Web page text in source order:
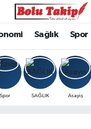
Sağlık Spor
Spor SAĞLIK Asayiş